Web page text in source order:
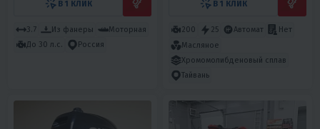
В 1 КЛИК
3.7 Из фанеры
Моторная
До 30 л.с.
Россия
В 1 КЛИК
200 25 Автомат
Нет
Масляное
Хромомолибденовый сплав
Тайвань